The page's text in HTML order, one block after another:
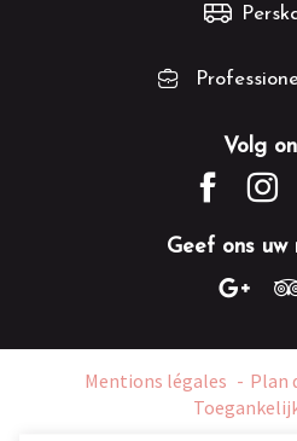
Volg
Geef ons uw
Mentions légales Plan